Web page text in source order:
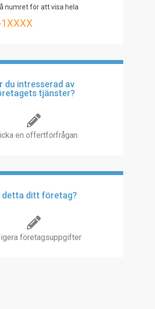
numret för att visa hela
du intresserad av
tjänster?
en offertförfrågan
detta ditt företag?
företagsuppgifter